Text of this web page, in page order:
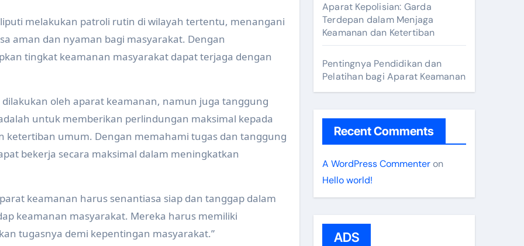
melakukan patroli rutin di wilayah tertentu, menangani
aman dan nyaman bagi masyarakat. Dengan
tingkat keamanan masyarakat dapat terjaga dengan
oleh aparat keamanan, namun juga tanggung
untuk memberikan perlindungan maksimal kepada
ketertiban umum. Dengan memahami tugas dan tanggung
bekerja secara maksimal dalam meningkatkan
keamanan harus senantiasa siap dan tanggap dalam
keamanan masyarakat. Mereka harus memiliki
tugasnya demi kepentingan masyarakat.”
Aparat Kepolisian: Garda
Terdepan dalam Menjaga
Keamanan dan Ketertiban
Pentingnya Pendidikan dan
Pelatihan bagi Aparat Keamanan
Recent Comments
A WordPress Commenteron
Hello world!
ADS